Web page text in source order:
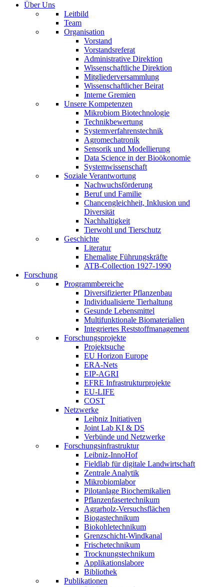
Über Uns
Leitbild
Team
Organisation
Vorstand
Vorstandsreferat
Administrative Direktion
Wissenschaftliche Direktion
Mitgliederversammlung
Wissenschaftlicher Beirat
Interne Gremien
Unsere Kompetenzen
Mikrobiom Biotechnologie
Technikbewertung
Systemverfahrenstechnik
Agromechatronik
Sensorik und Modellierung
Data Science in der Bioökonomie
Systemwissenschaft
Soziale Verantwortung
Nachwuchsförderung
Beruf und Familie
Chancengleichheit, Inklusion und
Diversität
Nachhaltigkeit
Tierwohl und Tierschutz
Geschichte
Literatur
Ehemalige Führungskräfte
ATB-Collection 1927-1990
Forschung
Programmbereiche
Diversifizierter Pflanzenbau
Individualisierte Tierhaltung
Gesunde Lebensmittel
Multifunktionale Biomaterialien
Integriertes Reststoffmanagement
Forschungsprojekte
Projektsuche
EU Horizon Europe
ERA-Nets
EIP-AGRI
EFRE Infrastrukturprojekte
EU-LIFE
COST
Netzwerke
Leibniz Initiativen
Joint Lab KI & DS
Verbünde und Netzwerke
Forschungsinfrastruktur
Leibniz-InnoHof
Fieldlab für digitale Landwirtschaft
Zentrale Analytik
Mikrobiomlabor
Pilotanlage Biochemikalien
Pflanzenfasertechnikum
Agrarholz-Versuchsflächen
Biogastechnikum
Biokohletechnikum
Grenzschicht-Windkanal
Frischetechnikum
Trocknungstechnikum
Applikationslabore
Bibliothek
Publikationen